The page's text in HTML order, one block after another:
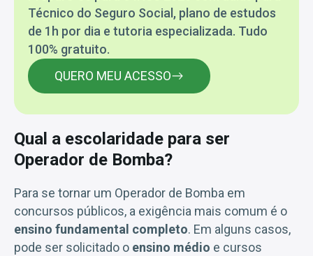
Técnico do Seguro Social, plano de estudos
de 1h por dia e tutoria especializada. Tudo
100% gratuito.
QUERO MEU ACESSO
Qual a escolaridade para ser
Operador de Bomba?
Para se tornar um Operador de Bomba em
concursos públicos, a exigência mais comum é o
ensino fundamental completo. Em alguns casos,
pode ser solicitado o ensino médio e cursos